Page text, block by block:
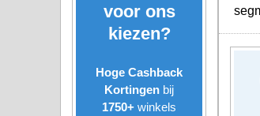
voor ons
kiezen?
Hoge Cashback
Kortingen bij
1750+ winkels